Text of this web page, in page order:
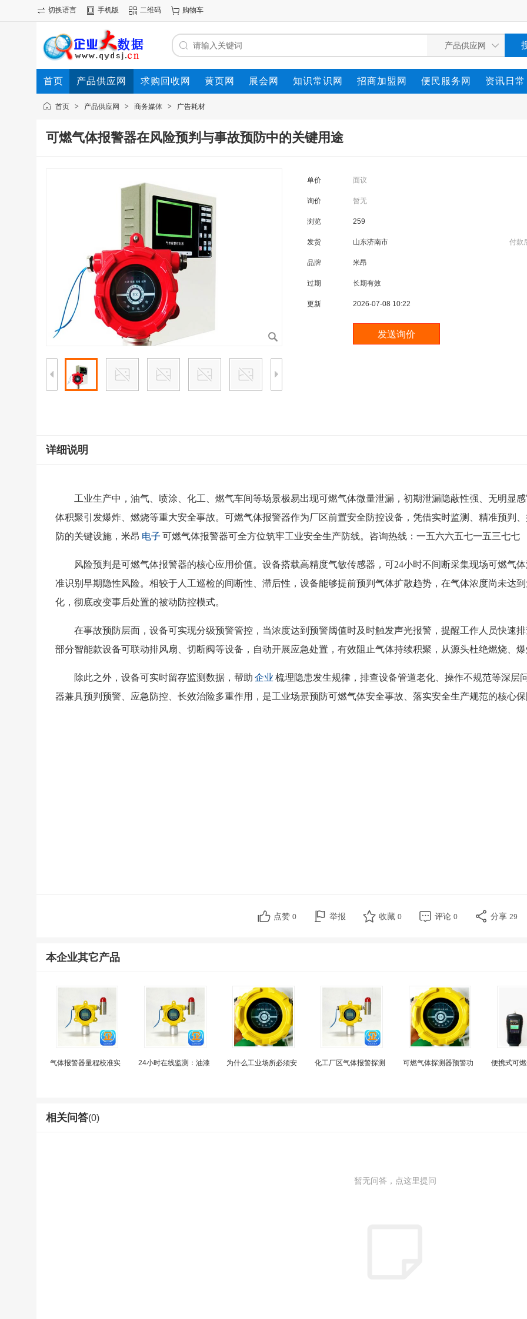
切换语言 手机版 二维码 购物车
首页 产品供应网 求购回收网 黄页网 展会网 知识常识网 招商加盟网 便民服务网 资讯日常
首页 > 产品供应网 > 商务媒体 > 广告耗材
可燃气体报警器在风险预判与事故预防中的关键用途
单价 面议
询价 暂无
浏览 259
发货 山东济南市 付款
品牌 米昂
过期 长期有效
更新 2026-07-08 10:22
详细说明
工业生产中，油气、喷涂、化工、燃气车间等场景极易出现可燃气体微量泄漏，初期泄漏隐蔽性强、无明显
体积聚引发爆炸、燃烧等重大安全事故。可燃气体报警器作为厂区前置安全防控设备，凭借实时监测、精准预判
防的关键设施，米昂 电子 可燃气体报警器可全方位筑牢工业安全生产防线。咨询热线：一五六六五七一五三七七
风险预判是可燃气体报警器的核心应用价值。设备搭载高精度气敏传感器，可24小时不间断采集现场可燃气
准识别早期隐性风险。相较于人工巡检的间断性、滞后性，设备能够提前预判气体扩散趋势，在气体浓度尚未达
化，彻底改变事后处置的被动防控模式。
在事故预防层面，设备可实现分级预警管控，当浓度达到预警阈值时及时触发声光报警，提醒工作人员快速
部分智能款设备可联动排风扇、切断阀等设备，自动开展应急处置，有效阻止气体持续积聚，从源头杜绝燃烧、
除此之外，设备可实时留存监测数据，帮助 企业 梳理隐患发生规律，排查设备管道老化、操作不规范等深层
器兼具预判预警、应急防控、长效治险多重作用，是工业场景预防可燃气体安全事故、落实安全生产规范的核心
点赞 0 举报 收藏 0 评论 0 分享 29
本企业其它产品
气体报警器量程校准实 24小时在线监测：油漆 为什么工业场所必须安 化工厂区气体报警探测 可燃气体探测器预警功 便携式可
相关问答(0)
暂无问答，点这里提问